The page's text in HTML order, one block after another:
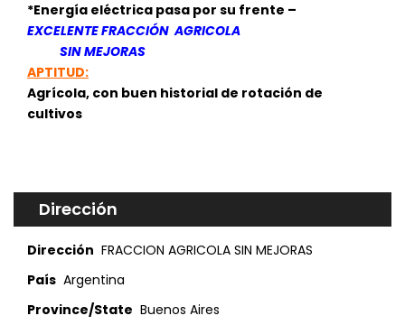
*Energía eléctrica pasa por su frente –
EXCELENTE FRACCIÓNAGRICOLA
SIN MEJORAS
APTITUD:
Agrícola, con buen historial de rotación de
cultivos
Dirección
Dirección FRACCION AGRICOLA SIN MEJORAS
País Argentina
Province/State Buenos Aires